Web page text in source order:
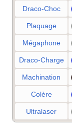
Draco-Choc
Plaquage
Mégaphone
Draco-Charge
Machination
Colère
Ultralaser